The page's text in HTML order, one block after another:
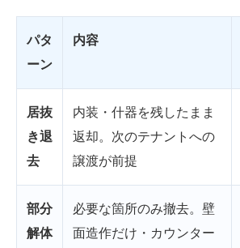
パタ
ーン
内容
居抜
き退
去
内装・什器を残したまま
返却。次のテナントへの
譲渡が前提
部分
解体
必要な箇所のみ撤去。壁
面造作だけ・カウンター